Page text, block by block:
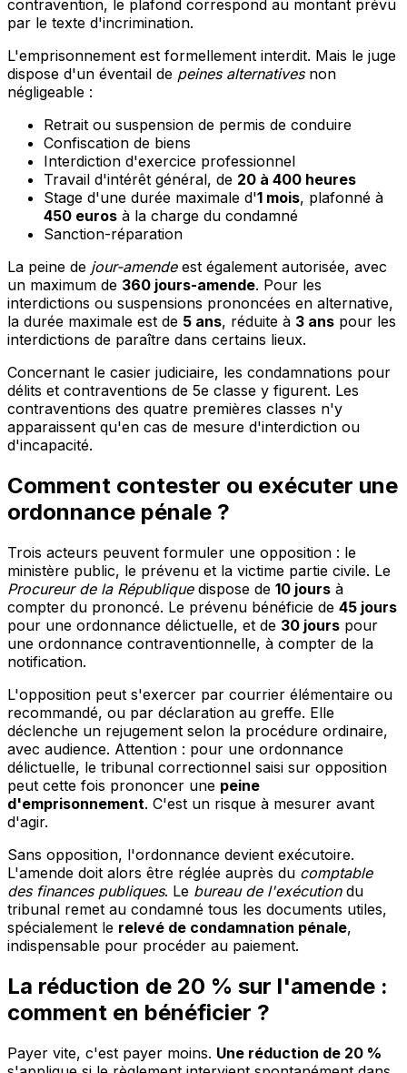
contravention, le plafond correspond au montant prévu
par le texte d'incrimination.
L'emprisonnement est formellement interdit. Mais le juge
dispose d'un éventail de peines alternativesnon
négligeable :
Retrait ou suspension de permis de conduire
Confiscation de biens
Interdiction d'exercice professionnel
Travail d'intérêt général, de 20 à 400 heures
Stage d'une durée maximale d'1 mois, plafonné à
450 euros à la charge du condamné
Sanction-réparation
La peine de jour-amendeest également autorisée, avec
un maximum de 360 jours-amende. Pour les
interdictions ou suspensions prononcées en alternative,
la durée maximale est de 5 ans, réduite à 3 ans pour les
interdictions de paraître dans certains lieux.
Concernant le casier judiciaire, les condamnations pour
délits et contraventions de 5e classe y figurent. Les
contraventions des quatre premières classes n'y
apparaissent qu'en cas de mesure d'interdiction ou
d'incapacité.
Comment contester ou exécuter une
ordonnance pénale ?
Trois acteurs peuvent formuler une opposition : le
ministère public, le prévenu et la victime partie civile. Le
Procureur de la Républiquedispose de 10 jours à
compter du prononcé. Le prévenu bénéficie de 45 jours
pour une ordonnance délictuelle, et de 30 jours pour
une ordonnance contraventionnelle, à compter de la
notification.
L'opposition peut s'exercer par courrier élémentaire ou
recommandé, ou par déclaration au greffe. Elle
déclenche un rejugement selon la procédure ordinaire,
avec audience. Attention : pour une ordonnance
délictuelle, le tribunal correctionnel saisi sur opposition
peut cette fois prononcer une peine
d'emprisonnement. C'est un risque à mesurer avant
d'agir.
Sans opposition, l'ordonnance devient exécutoire.
L'amende doit alors être réglée auprès du comptable
des finances publiques. Le bureau de l'exécutiondu
tribunal remet au condamné tous les documents utiles,
spécialement le relevé de condamnation pénale,
indispensable pour procéder au paiement.
La réduction de 20 % sur l'amende :
comment en bénéficier ?
Payer vite, c'est payer moins. Une réduction de 20 %